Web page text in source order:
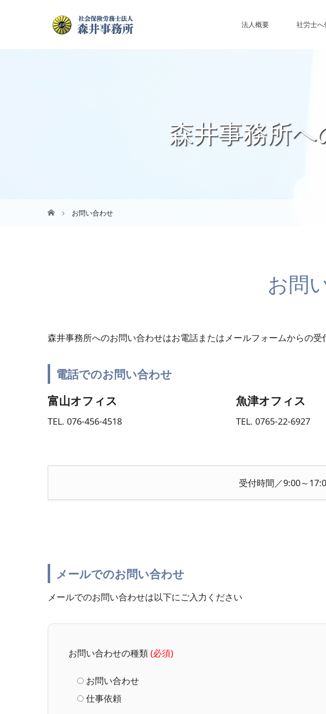
法人概要 社労士へ
森井事務所
お問い合わせ
お問
森井事務所へのお問い合わせはお電話またはメールフォームからの
電話でのお問い合わせ
富山オフィス
TEL. 076-456-4518
魚津オフィス
TEL. 0765-22-6927
受付時間／9:00～
メールでのお問い合わせ
メールでのお問い合わせは以下にご入力ください
お問い合わせの種類 (必須)
お問い合わせ
仕事依頼